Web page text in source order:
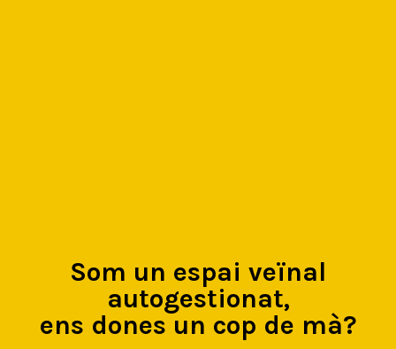
Som un espai veïnal
autogestionat,
ens dones un cop de mà?